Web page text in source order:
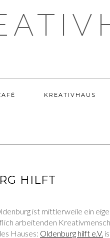
KREATIVHAUS
HILFT
ist mittlerweile ein
arbeitenden
Hauses: Oldenburg hilft e.V.